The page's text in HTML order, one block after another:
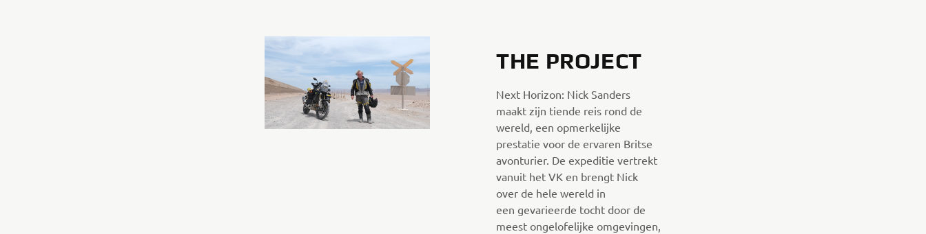
THE PROJECT
Next Horizon: Nick Sanders
maakt zijn tiende reis rond de
wereld, een opmerkelijke
prestatie voor de ervaren Britse
avonturier. De expeditie vertrekt
vanuit het VK en brengt Nick
over de hele wereld in
een gevarieerde tocht door de
meest ongelofelijke omgevingen,